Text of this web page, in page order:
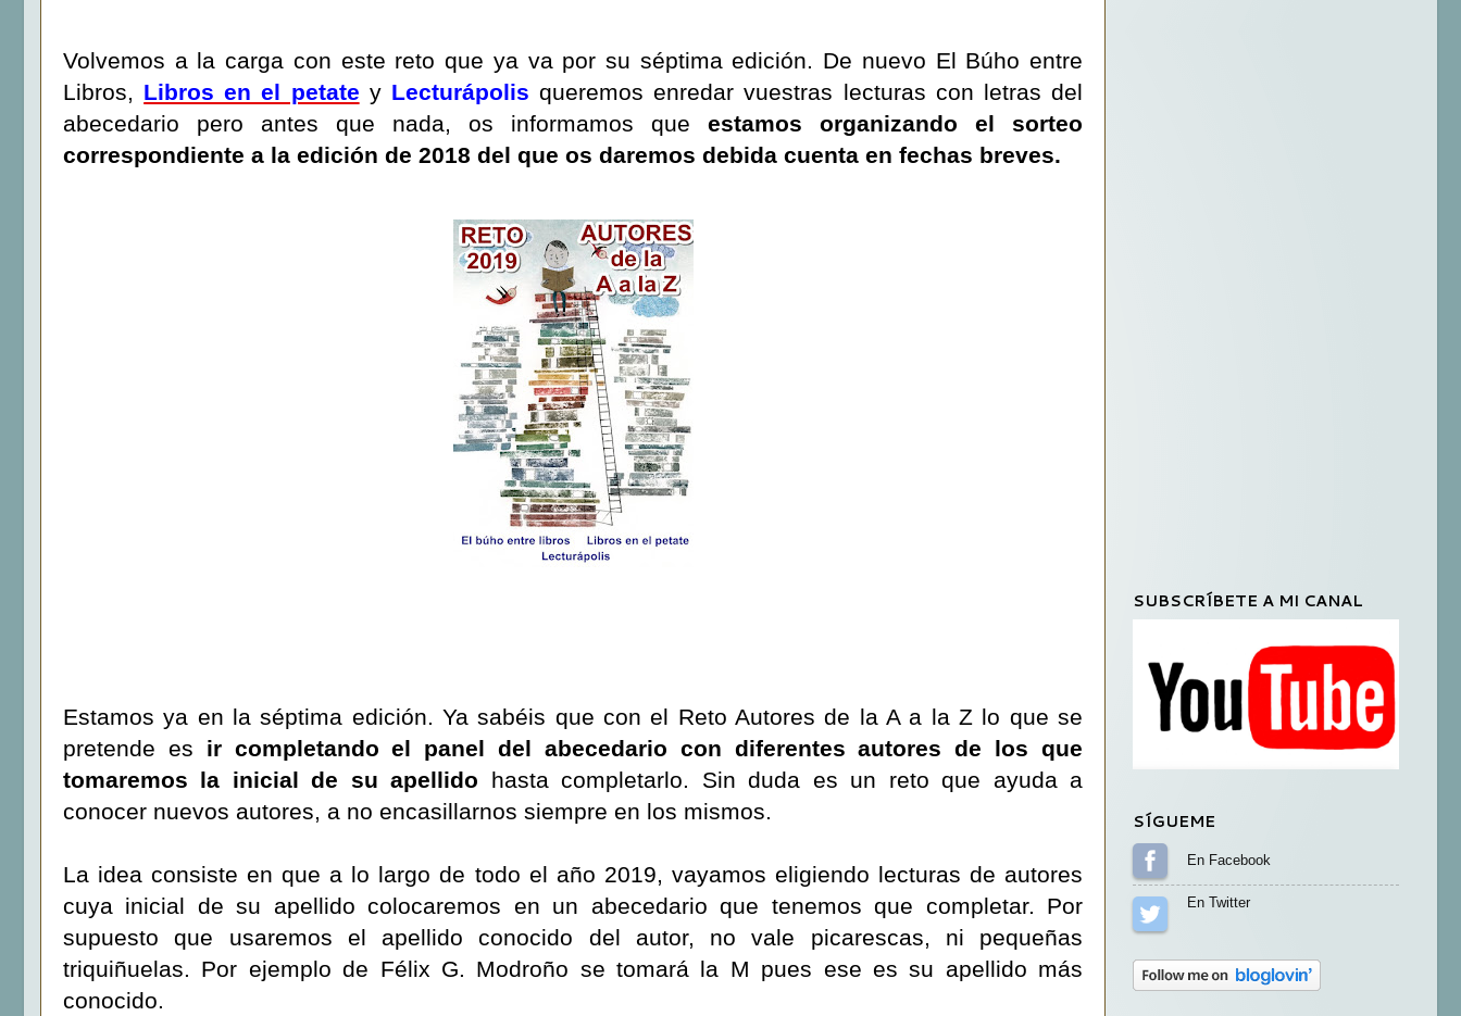
Volvemos a la carga con este reto que ya va por su séptima edición. De nuevo El Búho entre
Libros, Libros en el petate y Lecturápolis queremos enredar vuestras lecturas con letras del
abecedario pero antes que nada, os informamos que estamos organizando el sorteo
correspondiente a la edición de 2018 del que os daremos debida cuenta en fechas breves.
Estamos ya en la séptima edición. Ya sabéis que con el Reto Autores de la A a la Z lo que se
pretende es ir completando el panel del abecedario con diferentes autores de los que
tomaremos la inicial de su apellido hasta completarlo. Sin duda es un reto que ayuda a
conocer nuevos autores, a no encasillarnos siempre en los mismos.
La idea consiste en que a lo largo de todo el año 2019, vayamos eligiendo lecturas de autores
cuya inicial de su apellido colocaremos en un abecedario que tenemos que completar. Por
supuesto que usaremos el apellido conocido del autor, no vale picarescas, ni pequeñas
triquiñuelas. Por ejemplo de Félix G. Modroño se tomará la M pues ese es su apellido más
conocido.
SUBSCRÍBETE A MI CANAL
SÍGUEME
Sígueme en Facebook